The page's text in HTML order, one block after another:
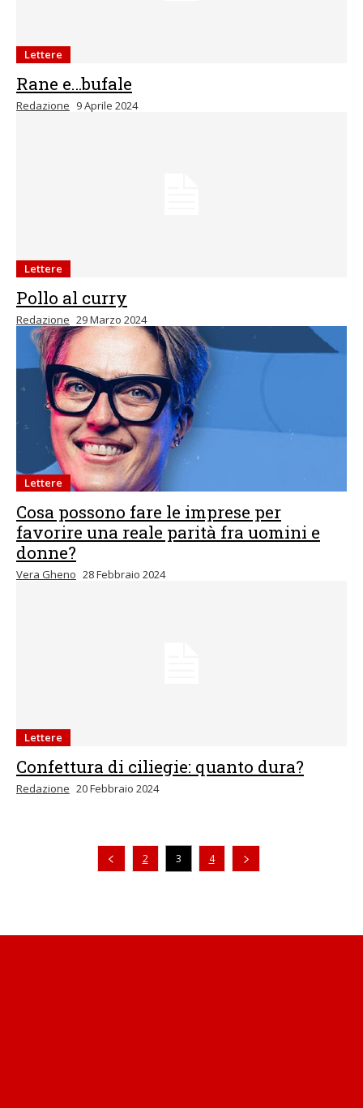
Lettere
Rane e…bufale
Redazione 9 Aprile 2024
Lettere
Pollo al curry
Redazione 29 Marzo 2024
Lettere
Cosa possono fare le imprese per
favorire una reale parità fra uomini e
donne?
Vera Gheno 28 Febbraio 2024
Lettere
Confettura di ciliegie: quanto dura?
Redazione 20 Febbraio 2024
Pagina precedente
2 3 4